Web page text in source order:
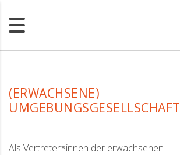
(ERWACHSENE)
UMGEBUNGSGESELLSCHAFT
Als Vertreter*innen der erwachsenen